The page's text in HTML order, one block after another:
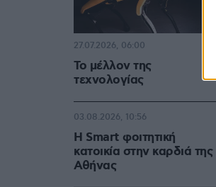
Το μέλλον της
τεχνολογίας
27.07.2026, 06:00
Η Smart φοιτητική
κατοικία στην καρδιά της
Αθήνας
03.08.2026, 10:56